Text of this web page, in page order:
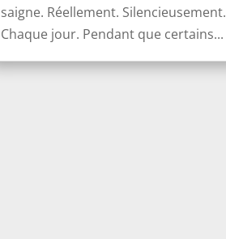
saigne. Réellement. Silencieusement.
Chaque jour. Pendant que certains...